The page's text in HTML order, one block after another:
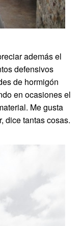
además el
defensivos
de hormigón
en ocasiones el
Me gusta
dice tantas cosas.